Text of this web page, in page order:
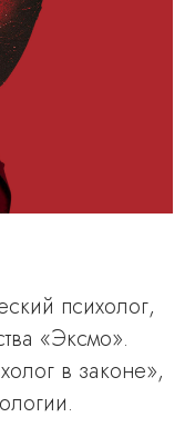
психолог,
«Эксмо».
в законе»,